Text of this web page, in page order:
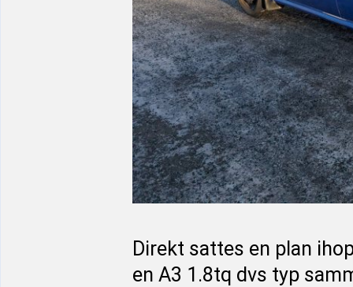
Direkt sattes en plan
en A3 1.8tq dvs typ